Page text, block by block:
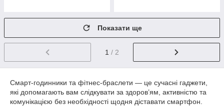
Показати ще
1 / 2
Смарт-годинники та фітнес-браслети — це сучасні гаджети,
які допомагають вам слідкувати за здоров’ям, активністю та
комунікацією без необхідності щодня діставати смартфон.